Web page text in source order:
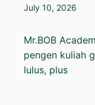
July 10, 2026
Mr.BOB
pengen kuliah
lulus, plus